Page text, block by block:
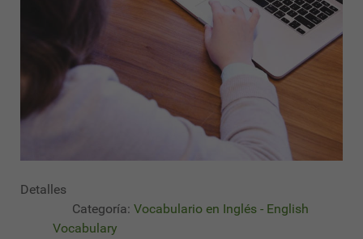
Detalles
Categoría: Vocabulario en Inglés - English
Vocabulary